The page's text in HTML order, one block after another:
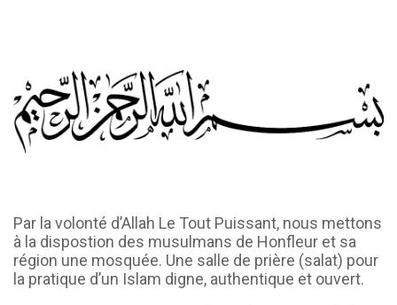
Par la volonté d’Allah Le Tout Puissant, nous mettons
à la dispostion des musulmans de Honfleur et sa
région une mosquée. Une salle de prière (salat) pour
la pratique d’un Islam digne, authentique et ouvert.